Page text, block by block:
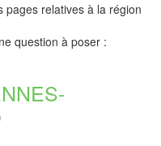
pages relatives à la région
question à poser :